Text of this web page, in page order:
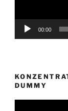
00:00
DUMMY